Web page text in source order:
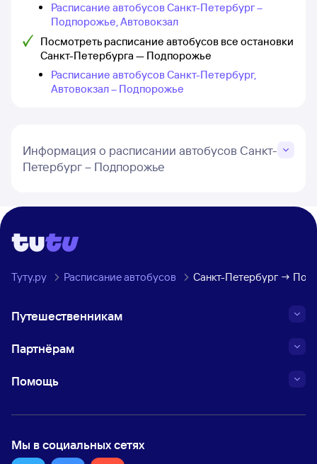
Расписание автобусов Санкт-Петербург –
Подпорожье, Автовокзал
Посмотреть расписание автобусов все остановки
Санкт-Петербурга — Подпорожье
Расписание автобусов Санкт-Петербург,
Автовокзал – Подпорожье
Информация о расписании автобусов Санкт-
Петербург – Подпорожье
Туту.ру Расписание автобусов Санкт-Петербург →
Путешественникам
Партнёрам
Помощь
Мы в социальных сетях